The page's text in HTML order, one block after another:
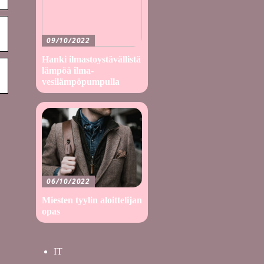
09/10/2022
Hanki ilmastoystävällistä
lämpöä ilma-
vesilämpöpumpulla
06/10/2022
Miesten tyylin aloittelijan
opas
IT